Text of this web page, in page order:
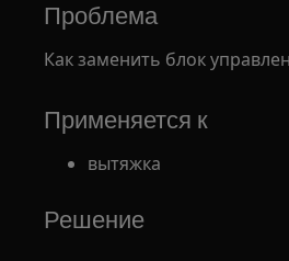
Проблема
Как заменить блок
Применяется к
вытяжка
Решение